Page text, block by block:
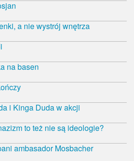
a nie wystrój wnętrza
na basen
i Kinga Duda w akcji
to też nie są ideologie?
ambasador Mosbacher